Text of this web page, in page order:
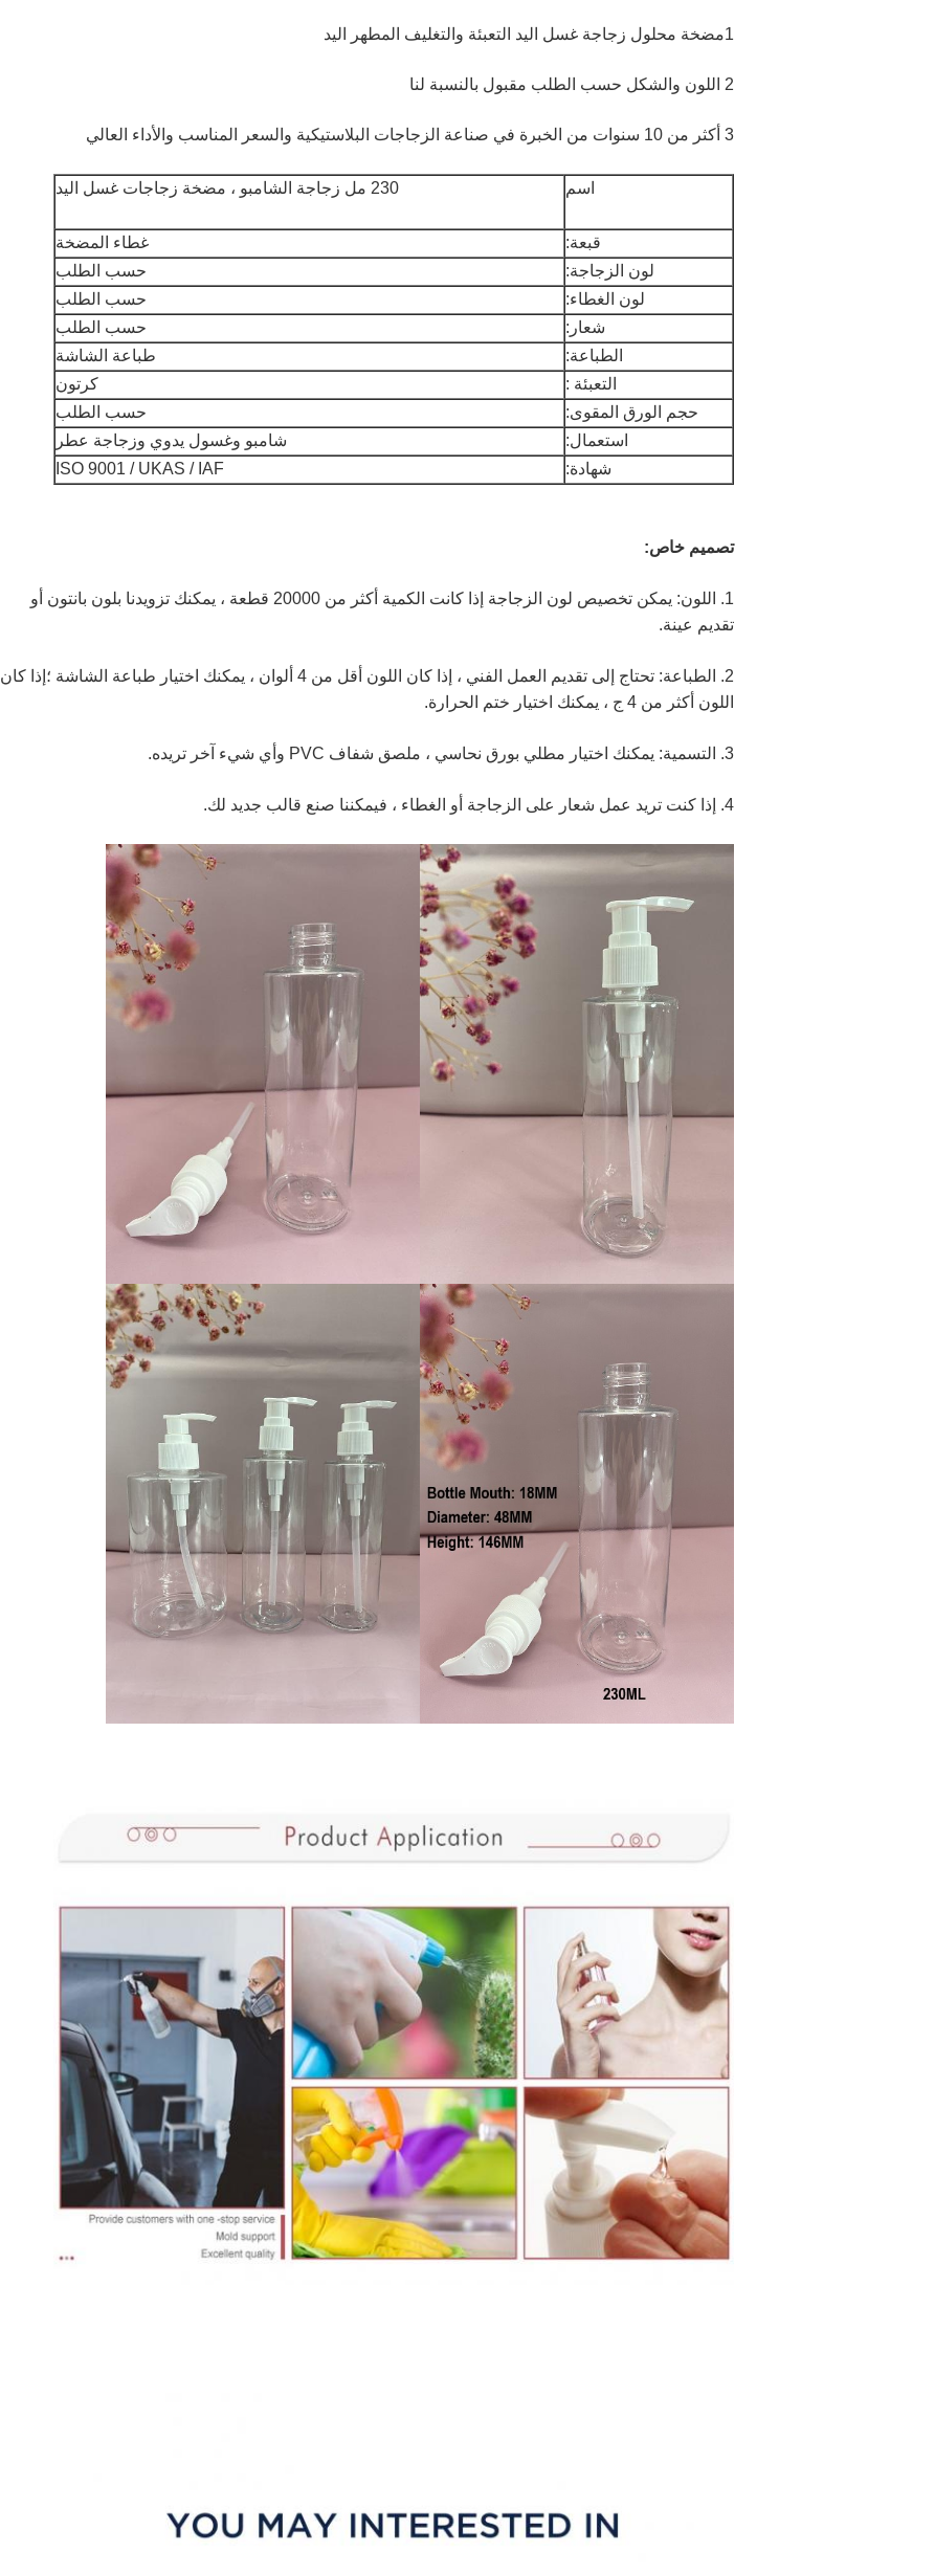
1مضخة محلول زجاجة غسل اليد التعبئة والتغليف المطهر اليد
2 اللون والشكل حسب الطلب مقبول بالنسبة لنا
3 أكثر من 10 سنوات من الخبرة في صناعة الزجاجات البلاستيكية والسعر المناسب والأداء العالي
اسم 230 مل زجاجة الشامبو ، مضخة زجاجات غسل اليد
قبعة:
غطاء المضخة
لون الزجاجة:
حسب الطلب
لون الغطاء:
حسب الطلب
شعار:
حسب الطلب
الطباعة:
طباعة الشاشة
التعبئة :
كرتون
حجم الورق المقوى:
حسب الطلب
استعمال:
شامبو وغسول يدوي وزجاجة عطر
شهادة:
ISO 9001 / UKAS / IAF
تصميم خاص:
1. اللون: يمكن تخصيص لون الزجاجة إذا كانت الكمية أكثر من 20000 قطعة ، يمكنك تزويدنا بلون بانتون أو
تقديم عينة.
2. الطباعة: تحتاج إلى تقديم العمل الفني ، إذا كان اللون أقل من 4 ألوان ، يمكنك اختيار طباعة الشاشة ؛إذا كان
اللون أكثر من 4 ج ، يمكنك اختيار ختم الحرارة.
3. التسمية: يمكنك اختيار مطلي بورق نحاسي ، ملصق شفاف PVC وأي شيء آخر تريده.
4. إذا كنت تريد عمل شعار على الزجاجة أو الغطاء ، فيمكننا صنع قالب جديد لك.